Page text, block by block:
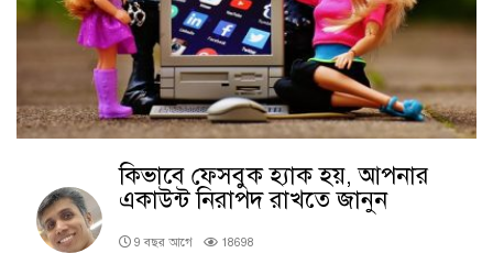
কিভাবে ফেসবুক হ্যাক হয়, আপনার
একাউন্ট নিরাপদ রাখতে জানুন
9 বছর আগে
18698